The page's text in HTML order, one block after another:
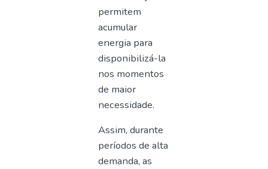
permitem
acumular
energia para
disponibilizá-la
nos momentos
de maior
necessidade.
Assim, durante
períodos de alta
demanda, as